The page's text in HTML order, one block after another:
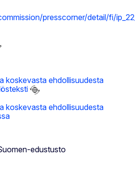
presscorner/detail/fi/
koskevasta ehdollisuudesta
koskevasta ehdollisuudesta
edustusto